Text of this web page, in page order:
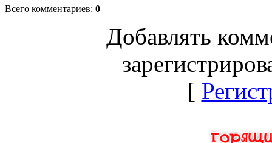
Всего комментариев: 0
Добавлять
[